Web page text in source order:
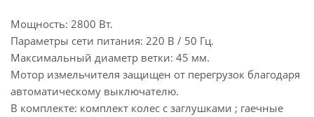
Мощность: 2800 Вт.
Параметры сети питания: 220 В / 50 Гц.
Максимальный диаметр ветки: 45 мм.
Мотор измельчителя защищен от перегрузок благодаря
автоматическому выключателю.
В комплекте: комплект колес с заглушками ; гаечные